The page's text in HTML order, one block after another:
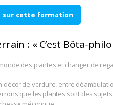
sur cette formation
: « C’est Bôta-philo
des plantes et changer de
décor de verdure, entre
que les plantes sont des